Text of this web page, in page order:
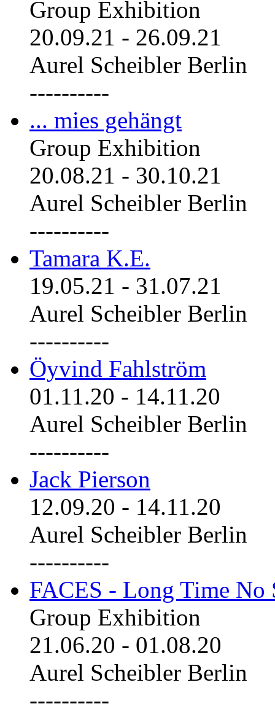
Group Exhibition
20.09.21 - 26.09.21
Aurel Scheibler Berlin
----------
... mies gehängt
Group Exhibition
20.08.21 - 30.10.21
Aurel Scheibler Berlin
----------
Tamara K.E.
19.05.21 - 31.07.21
Aurel Scheibler Berlin
----------
Öyvind Fahlström
01.11.20 - 14.11.20
Aurel Scheibler Berlin
----------
Jack Pierson
12.09.20 - 14.11.20
Aurel Scheibler Berlin
----------
FACES - Long Time No
Group Exhibition
21.06.20 - 01.08.20
Aurel Scheibler Berlin
----------